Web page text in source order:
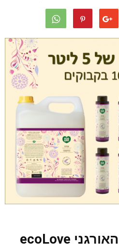
ecoLove